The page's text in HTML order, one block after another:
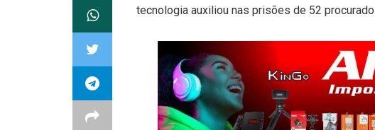
tecnologia auxiliou nas prisões de 52